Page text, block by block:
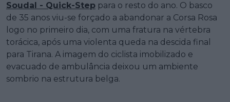
Soudal - Quick-Step para o resto do ano. O basco
de 35 anos viu-se forçado a abandonar a Corsa Rosa
logo no primeiro dia, com uma fratura na vértebra
torácica, após uma violenta queda na descida final
para Tirana. A imagem do ciclista imobilizado e
evacuado de ambulância deixou um ambiente
sombrio na estrutura belga.